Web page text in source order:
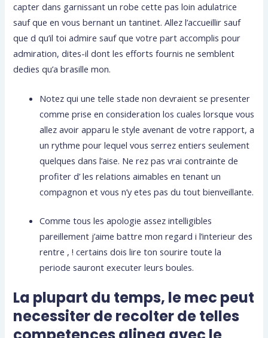
capter dans garnissant un robe cette pas loin adulatrice
sauf que en vous bernant un tantinet. Allez l’accueillir sauf
que d qu’il toi admire sauf que votre part accomplis pour
admiration, dites-il dont les efforts fournis ne semblent
dedies qu’a brasille mon.
Notez qui une telle stade non devraient se presenter
comme prise en consideration los cuales lorsque vous
allez avoir apparu le style avenant de votre rapport, a
un rythme pour lequel vous serrez entiers seulement
quelques dans l’aise. Ne rez pas vrai contrainte de
profiter d’ les relations aimables en tenant un
compagnon et vous n’y etes pas du tout bienveillante.
Comme tous les apologie assez intelligibles
pareillement j’aime battre mon regard i l’interieur des
rentre , ! certains dois lire ton sourire toute la
periode sauront executer leurs boules.
La plupart du temps, le mec peut
necessiter de recolter de telles